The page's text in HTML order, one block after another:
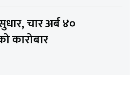
चार अर्ब ४०
कारोबार